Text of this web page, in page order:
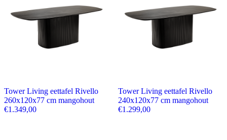
Tower Living eettafel Rivello
260x120x77 cm mangohout
€1.349,00
Tower Living eettafel Rivello
240x120x77 cm mangohout
€1.299,00